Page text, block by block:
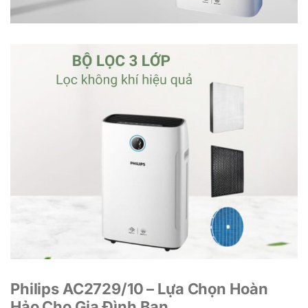
Philips AC2729/10 – Lựa Chọn Hoàn